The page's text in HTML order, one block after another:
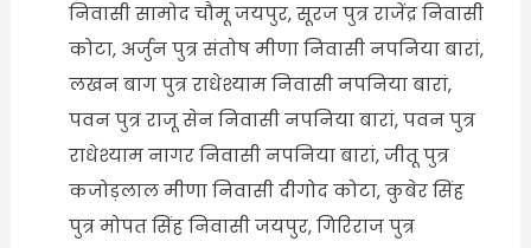
निवासी सामोद चौमू जयपुर, सूरज पुत्र राजेंद्र निवासी
कोटा, अर्जुन पुत्र संतोष मीणा निवासी नपनिया बारां,
लखन बाग पुत्र राधेश्याम निवासी नपनिया बारां,
पवन पुत्र राजू सेन निवासी नपनिया बारां, पवन पुत्र
राधेश्याम नागर निवासी नपनिया बारां, जीतू पुत्र
कजोड़लाल मीणा निवासी दीगोद कोटा, कुबेर सिंह
पुत्र मोपत सिंह निवासी जयपुर, गिरिराज पुत्र